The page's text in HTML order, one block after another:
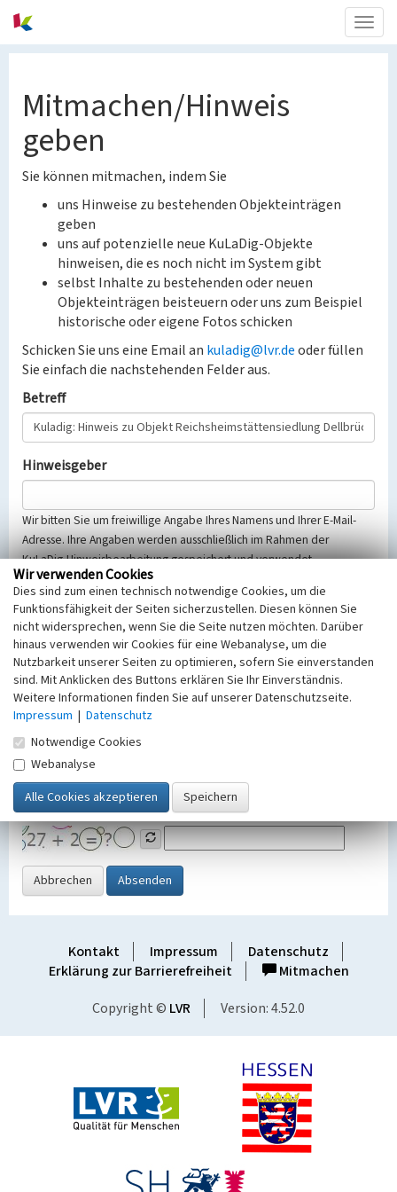
Mitmachen/Hinweis
geben
Sie können mitmachen, indem Sie
uns Hinweise zu bestehenden Objekteinträgen
geben
uns auf potenzielle neue KuLaDig-Objekte
hinweisen, die es noch nicht im System gibt
selbst Inhalte zu bestehenden oder neuen
Objekteinträgen beisteuern oder uns zum Beispiel
historische oder eigene Fotos schicken
Schicken Sie uns eine Email an kuladig@lvr.deoder füllen
Sie einfach die nachstehenden Felder aus.
Betreff
Hinweisgeber
Wir bitten Sie um freiwillige Angabe Ihres Namens und Ihrer E-Mail-
Adresse. Ihre Angaben werden ausschließlich im Rahmen der
KuLaDig-Hinweisbearbeitung gespeichert und verwendet.
Selbstverständlich werden diese entsprechend der Vorschriften des
Telemediengesetzes, des Datenschutzgesetzes NRW und der seit
dem 25.05.2018 gültigen Europäischen Datenschutzgrundverordnung
(EU-DSGVO) vertraulich behandelt, beachten Sie bitte unsere
Hinweise zumDatenschutz
Nachricht
SicherheitsabfrageTragen Sie unten das Rechenergebnis aus der
Grafik ein
Abbrechen Absenden
Kontakt Impressum
Datenschutz
Erklärung zur Barrierefreiheit
Mitmachen
Copyright © LVR Version: 4.52.0
Wir verwenden Cookies
Dies sind zum einen technisch notwendige Cookies, um die
Funktionsfähigkeit der Seiten sicherzustellen. Diesen können Sie
nicht widersprechen, wenn Sie die Seite nutzen möchten. Darüber
hinaus verwenden wir Cookies für eine Webanalyse, um die
Nutzbarkeit unserer Seiten zu optimieren, sofern Sie einverstanden
sind. Mit Anklicken des Buttons erklären Sie Ihr Einverständnis.
Weitere Informationen finden Sie auf unserer Datenschutzseite.
Impressum | Datenschutz
Notwendige Cookies
Webanalyse